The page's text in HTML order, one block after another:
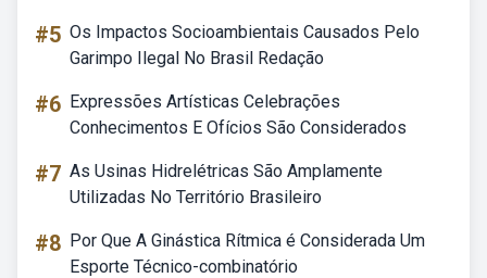
#5 Os Impactos Socioambientais Causados Pelo
Garimpo Ilegal No Brasil Redação
#6 Expressões Artísticas Celebrações
Conhecimentos E Ofícios São Considerados
#7 As Usinas Hidrelétricas São Amplamente
Utilizadas No Território Brasileiro
#8 Por Que A Ginástica Rítmica é Considerada Um
Esporte Técnico-combinatório